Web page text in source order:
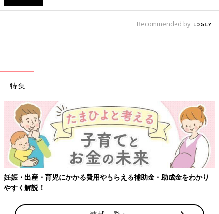
Recommended by
特集
・出産・育児にかかる費用やもらえる補助金・助成金をわかり
く解説！